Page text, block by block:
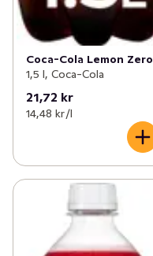
Coca-Cola Lemon Zero
1,5 l, Coca-Cola
21,72 kr
14,48 kr /l